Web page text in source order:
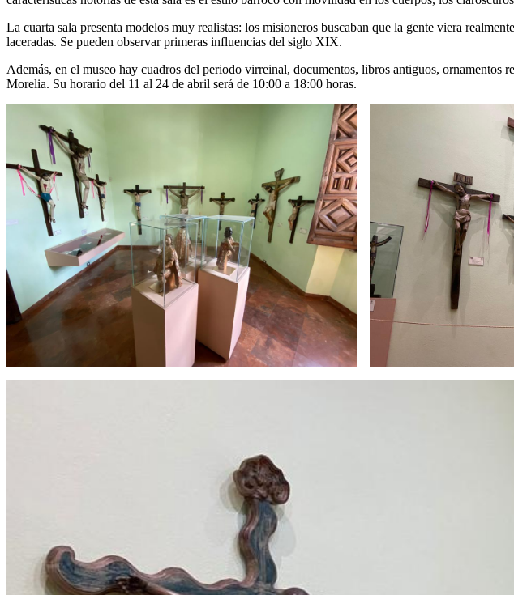
La cuarta sala presenta modelos muy realistas: los misioneros buscaban que la gente viera
laceradas. Se pueden observar primeras influencias del siglo XIX.
Además, en el museo hay cuadros del periodo virreinal, documentos, libros antiguos,
Morelia. Su horario del 11 al 24 de abril será de 10:00 a 18:00 horas.